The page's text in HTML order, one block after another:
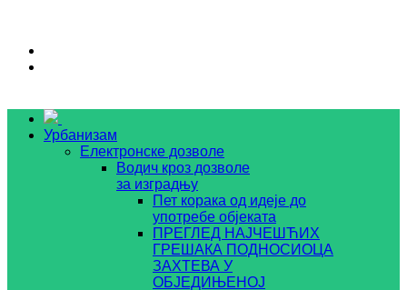
Урбанизам
Електронске дозволе
Водич кроз дозволе
за изградњу
Пет корака од идеје до
употребе објеката
ПРЕГЛЕД НАЈЧЕШЋИХ
ГРЕШАКА ПОДНОСИОЦА
ЗАХТЕВА У
ОБЈЕДИЊЕНОЈ